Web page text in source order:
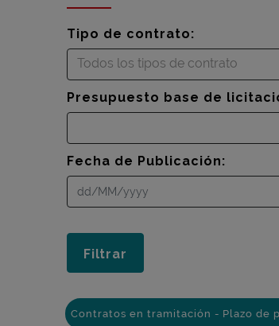
Tipo de contrato:
Todos los tipos de contrato
Presupuesto base de
Fecha de Publicación:
Contratos en tramitación - Plazo de